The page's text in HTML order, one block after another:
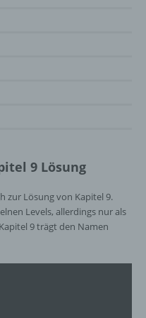
9 Lösung
zur Lösung von Kapitel 9.
Levels, allerdings nur als
9 trägt den Namen
zugeordnet
gespeichert
individuellen
enthalten,
Internetbrowser
ID wiedererkannt
kann den Nutzern
Setzung nicht
die Informationen
Cookies